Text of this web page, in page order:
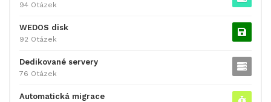
94 Otázek
WEDOS disk
92 Otázek
Dedikované servery
76 Otázek
Automatická migrace